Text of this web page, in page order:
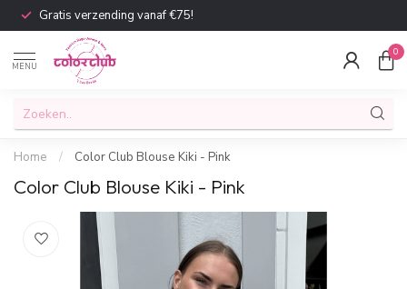
Gratis verzending vanaf €75!
MENU
0
Home / Color Club Blouse Kiki - Pink
Color Club Blouse Kiki - Pink